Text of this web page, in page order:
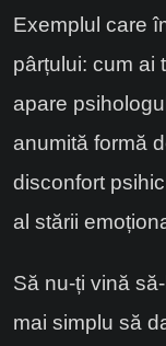
Exemplul care
pârțului: cum ai
apare
anumită formă
disconfort
al stării
Să nu-ți vină
mai simplu să